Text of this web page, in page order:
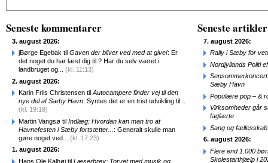
Seneste kommentarer
3. august 2026:
jBørge Egebak til Gaven der bliver ved med at give!: Er
det noget du har læst dig til ? Har du selv været i
landbruget og... (kl. 11:13)
2. august 2026:
Karin Friis Christensen til Autocampere finder vej til den
nye del af Sæby Havn: Syntes det er en trist udvikling til...
(kl. 19:19)
Martin Vangsø til Indlæg: Hvordan kan man tro at
Havnefesten i Sæby fortsætter... : Generalt skulle man
gøre noget ved... (kl. 17:23)
1. august 2026:
Hans Ole Kalhøj til Læserbrev: Torvet med musik og
Seneste artikler
7. august 2026:
Rally i Sæby for
Nordjyllands Politi
Sæby Havn
Populære pop – &
Virksomheder går
faglærte
Sang og
6. august 2026:
Flere end 1.000
Skolestarthjælp i